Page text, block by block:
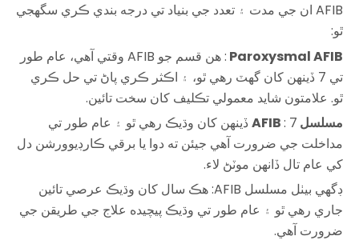
AFIB ان جي مدت ۽ تعدد جي بنياد تي درجه بندي ڪري سگهجي
ٿو:
Paroxysmal AFIB
: هن قسم جو AFIB وقتي آهي، عام طور
تي 7 ڏينهن کان گهٽ رهي ٿو، ۽ اڪثر ڪري پاڻ تي حل ڪري
ٿو. علامتون شايد معمولي تڪليف کان سخت تائين.
مسلسل AFIB
: 7 ڏينهن کان وڌيڪ رهي ٿو ۽ عام طور تي
مداخلت جي ضرورت آهي جيئن ته دوا يا برقي ڪارڊيوورشن دل
کي عام تال ڏانهن موٽڻ لاء.
ڊگھي بيٺل مسلسل AFIB: هڪ سال کان وڌيڪ عرصي تائين
جاري رهي ٿو ۽ عام طور تي وڌيڪ پيچيده علاج جي طريقن جي
ضرورت آهي.